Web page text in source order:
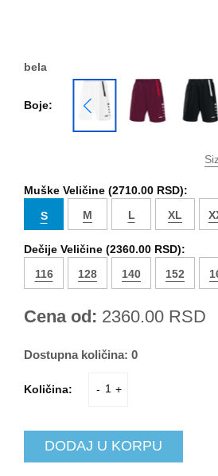
bela
Boje:
Muške Veličine (2710.00 RSD):
S
M L XL
Dečije Veličine (2360.00 RSD):
116
128 140 152
Cena od: 2360.00 RSD
Dostupna količina: 0
Količina: - +
DODAJ U KORPU